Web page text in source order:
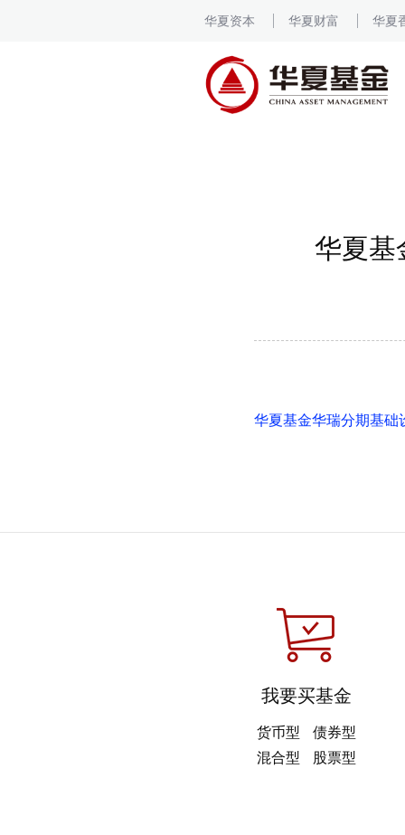
华夏资本 华夏财富 华夏
华夏基
华夏基金华瑞分期基础
我要买基金
货币型
债券型
混合型
股票型